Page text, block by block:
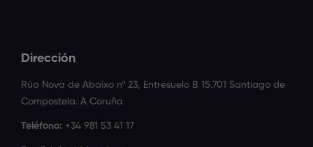
Dirección
Rúa Nova de Abaixo nº 23, Entresuelo B 15.701 Santiago de
Compostela. A Coruña
Teléfono: +34 981 53 41 17